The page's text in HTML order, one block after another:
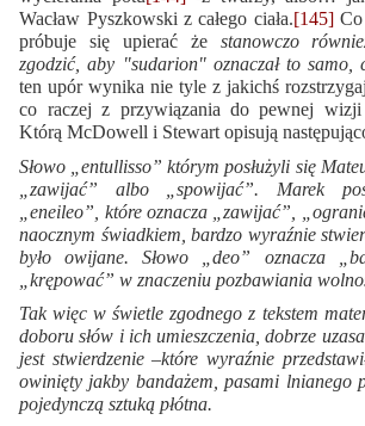
Wacław Pyszkowski z całego ciała.[145]Co
próbuje się upierać że stanowczo
zgodzić, aby "sudarion" oznaczał to samo,
ten upór wynika nie tyle z jakichś
co raczej z przywiązania do pewnej wizji
Którą McDowell i Stewart opisują
Słowo „entullisso” którym posłużyli się
„zawijać” albo „spowijać”. Marek
„eneileo”, które oznacza „zawijać”,
naocznym świadkiem, bardzo wyraźnie
było owijane. Słowo „deo” oznacza
„krępować” w znaczeniu pozbawiania
Tak więc w świetle zgodnego z tekstem
doboru słów i ich umieszczenia, dobrze
jest stwierdzenie –które wyraźnie
owinięty jakby bandażem, pasami lnianego
pojedynczą sztuką płótna.